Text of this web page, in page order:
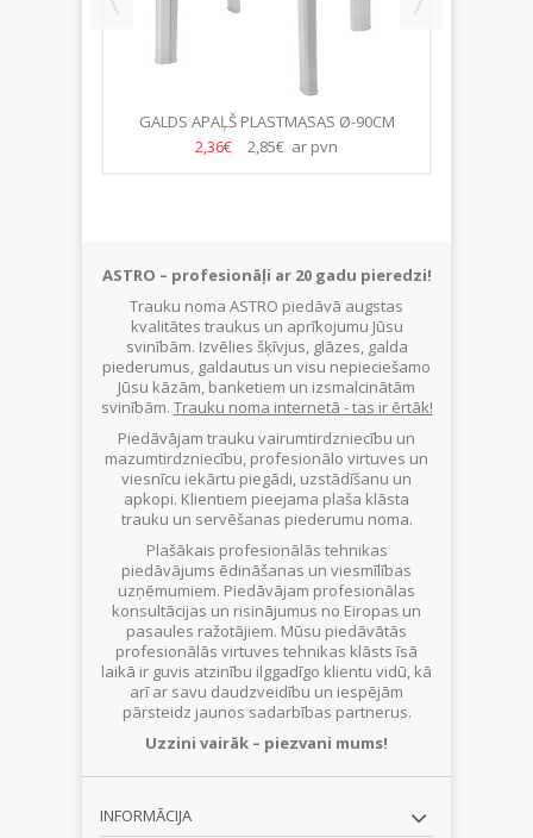
GALDS APAĻŠ PLASTMASAS Ø-90CM
2,36€
2,85€ ar pvn
ASTRO – profesionāļi ar 20 gadu pieredzi!
Trauku noma ASTRO piedāvā augstas
kvalitātes traukus un aprīkojumu Jūsu
svinībām. Izvēlies šķīvjus, glāzes, galda
piederumus, galdautus un visu nepieciešamo
Jūsu kāzām, banketiem un izsmalcinātām
svinībām. Trauku noma internetā - tas ir ērtāk!
Piedāvājam trauku vairumtirdzniecību un
mazumtirdzniecību, profesionālo virtuves un
viesnīcu iekārtu piegādi, uzstādīšanu un
apkopi. Klientiem pieejama plaša klāsta
trauku un servēšanas piederumu noma.
Plašākais profesionālās tehnikas
piedāvājums ēdināšanas un viesmīlības
uzņēmumiem. Piedāvājam profesionālas
konsultācijas un risinājumus no Eiropas un
pasaules ražotājiem. Mūsu piedāvātās
profesionālās virtuves tehnikas klāsts īsā
laikā ir guvis atzinību ilggadīgo klientu vidū, kā
arī ar savu daudzveidību un iespējām
pārsteidz jaunos sadarbības partnerus.
Uzzini vairāk – piezvani mums!
INFORMĀCIJA